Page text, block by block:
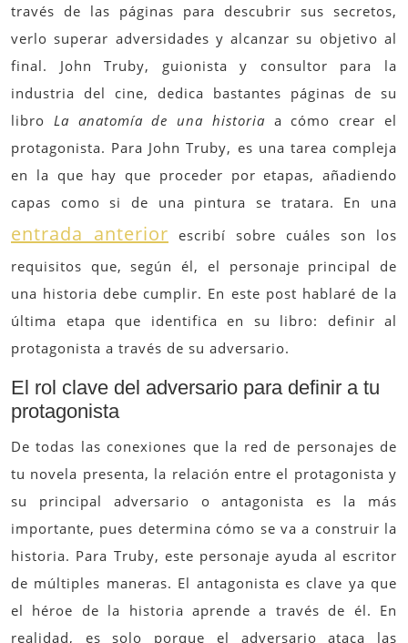
través de las páginas para descubrir sus secretos,
verlo superar adversidades y alcanzar su objetivo al
final. John Truby, guionista y consultor para la
industria del cine, dedica bastantes páginas de su
libro La anatomía de una historia a cómo crear el
protagonista. Para John Truby, es una tarea compleja
en la que hay que proceder por etapas, añadiendo
capas como si de una pintura se tratara. En una
entrada anterior escribí sobre cuáles son los
requisitos que, según él, el personaje principal de
una historia debe cumplir. En este post hablaré de la
última etapa que identifica en su libro: definir al
protagonista a través de su adversario.
El rol clave del adversario para definir a tu
protagonista
De todas las conexiones que la red de personajes de
tu novela presenta, la relación entre el protagonista y
su principal adversario o antagonista es la más
importante, pues determina cómo se va a construir la
historia. Para Truby, este personaje ayuda al escritor
de múltiples maneras. El antagonista es clave ya que
el héroe de la historia aprende a través de él. En
realidad, es solo porque el adversario ataca las